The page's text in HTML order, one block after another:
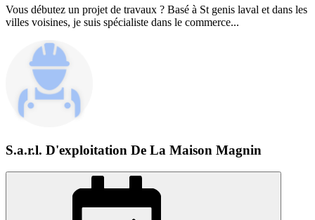
Vous débutez un projet de travaux ? Basé à St genis laval et dans les
villes voisines, je suis spécialiste dans le commerce...
S.a.r.l. D'exploitation De La Maison Magnin